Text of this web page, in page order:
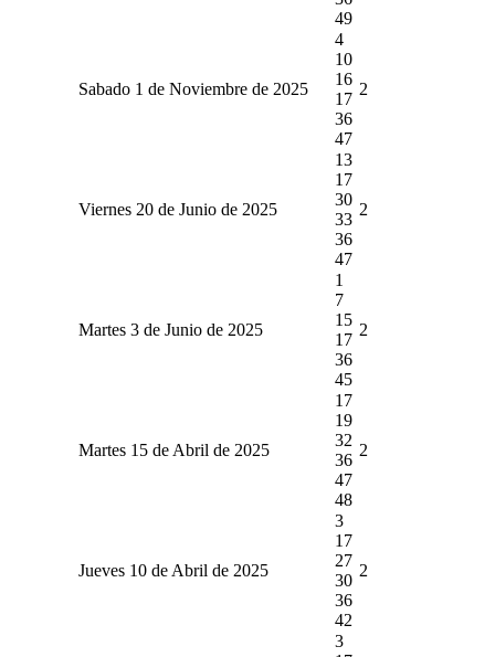
49
Sabado 1 de Noviembre de 2025
4
10
16
17
36
47
2
Viernes 20 de Junio de 2025
13
17
30
33
36
47
2
Martes 3 de Junio de 2025
1
7
15
17
36
45
2
Martes 15 de Abril de 2025
17
19
32
36
47
48
2
Jueves 10 de Abril de 2025
3
17
27
30
36
42
2
3